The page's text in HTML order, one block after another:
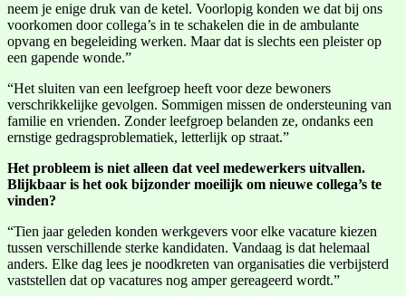
neem je enige druk van de ketel. Voorlopig konden we dat bij ons
voorkomen door collega’s in te schakelen die in de ambulante
opvang en begeleiding werken. Maar dat is slechts een pleister op
een gapende wonde.”
“Het sluiten van een leefgroep heeft voor deze bewoners
verschrikkelijke gevolgen. Sommigen missen de ondersteuning van
familie en vrienden. Zonder leefgroep belanden ze, ondanks een
ernstige gedragsproblematiek, letterlijk op straat.”
Het probleem is niet alleen dat veel medewerkers uitvallen.
Blijkbaar is het ook bijzonder moeilijk om nieuwe collega’s te
vinden?
“Tien jaar geleden konden werkgevers voor elke vacature kiezen
tussen verschillende sterke kandidaten. Vandaag is dat helemaal
anders. Elke dag lees je noodkreten van organisaties die verbijsterd
vaststellen dat op vacatures nog amper gereageerd wordt.”